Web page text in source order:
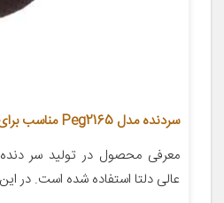
سردنده مدل Peg2165 مناسب برای پژو 206 صندوقدار
معرفی محصول در تولید سر
عالی دلتا استفاده شده است. در